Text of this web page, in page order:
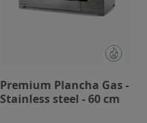
Premium Plancha Gas -
Stainless steel - 60 cm